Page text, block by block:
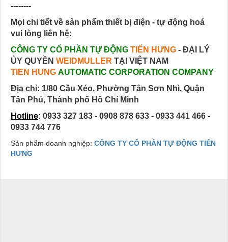
--------
Mọi chi tiết về sản phẩm thiết bị điện - tự động hoá
vui lòng liên hệ:
CÔNG TY CỔ PHẦN TỰ ĐỘNG TIẾN HƯNG - ĐẠI LÝ
ỦY QUYỀN WEIDMULLER TẠI VIỆT NAM
TIEN HUNG AUTOMATIC CORPORATION COMPANY
Địa chỉ: 1/80 Cầu Xéo, Phường Tân Sơn Nhì, Quận
Tân Phú, Thành phố Hồ Chí Minh
Hotline: 0933 327 183 - 0908 878 633 - 0933 441 466 -
0933 744 776
Sản phẩm doanh nghiệp: CÔNG TY CỔ PHẦN TỰ ĐỘNG TIẾN
HƯNG